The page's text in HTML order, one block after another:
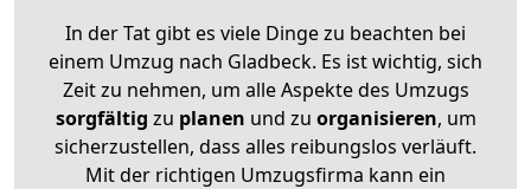
In der Tat gibt es viele Dinge zu beachten bei
einem Umzug nach Gladbeck. Es ist wichtig, sich
Zeit zu nehmen, um alle Aspekte des Umzugs
sorgfältig zu planen und zu organisieren, um
sicherzustellen, dass alles reibungslos verläuft.
Mit der richtigen Umzugsfirma kann ein